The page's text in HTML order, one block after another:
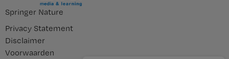
Springer Nature
Privacy Statement
Disclaimer
Voorwaarden